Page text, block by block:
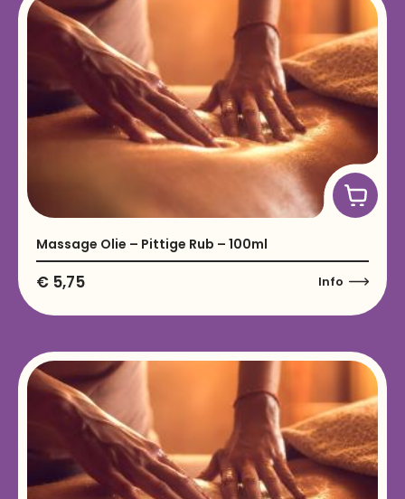
Massage Olie – Pittige Rub – 100ml
€ 5,75 Info